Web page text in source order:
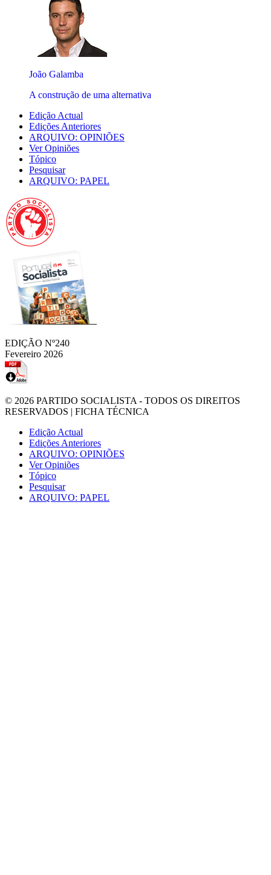
João Galamba
A construção de uma alternativa
Edição Actual
Edições Anteriores
ARQUIVO: OPINIÕES
Ver Opiniões
Tópico
Pesquisar
ARQUIVO: PAPEL
EDIÇÃO Nº240
Fevereiro 2026
© 2026 PARTIDO SOCIALISTA - TODOS OS DIREITOS
RESERVADOS | FICHA TÉCNICA
Edição Actual
Edições Anteriores
ARQUIVO: OPINIÕES
Ver Opiniões
Tópico
Pesquisar
ARQUIVO: PAPEL